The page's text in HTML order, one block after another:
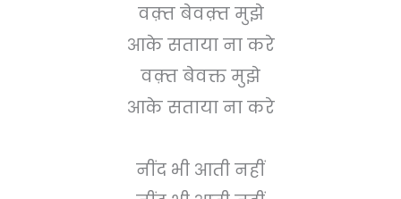
वक़्त बेवक़्त मुझे
आके सताया ना करे
वक़्त बेवक्त मुझे
आके सताया ना करे
नींद भी आती नहीं